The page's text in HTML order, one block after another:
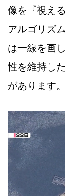
像を『視え
アルゴリズ
は一線を画
性を維持し
があります